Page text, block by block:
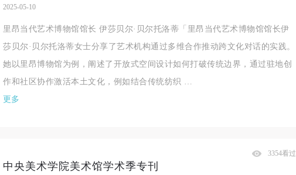
2025-05-10
里昂当代艺术博物馆馆长 伊莎贝尔·贝尔托洛蒂「里昂当代艺术博物馆馆长伊
莎贝尔·贝尔托洛蒂女士分享了艺术机构通过多维合作推动跨文化对话的实践。
她以里昂博物馆为例，阐述了开放式空间设计如何打破传统边界，通过驻地创
作和社区协作激活本土文化，例如结合传统纺织 …
更多
中央美术学院美术馆学术季专刊
3354看过